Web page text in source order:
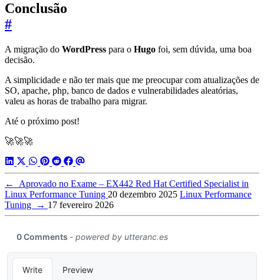
Conclusão
#
A migração do WordPress para o Hugo foi, sem dúvida, uma boa
decisão.
A simplicidade e não ter mais que me preocupar com atualizações de
SO, apache, php, banco de dados e vulnerabilidades aleatórias,
valeu as horas de trabalho para migrar.
Até o próximo post!
🚀🚀🚀
←
Aprovado no Exame – EX442 Red Hat Certified Specialist in
Linux Performance Tuning 20 dezembro 2025 Linux Performance
Tuning
→ 17 fevereiro 2026